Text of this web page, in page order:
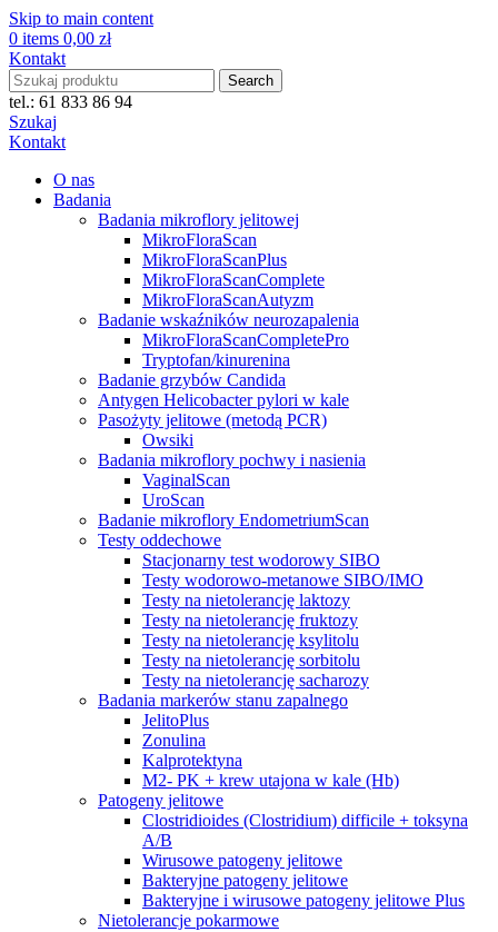
Skip to main content
0 items 0,00 zł
Kontakt
Search
tel.: 61 833 86 94
Szukaj
Kontakt
O nas
Badania
Badania mikroflory jelitowej
MikroFloraScan
MikroFloraScanPlus
MikroFloraScanComplete
MikroFloraScanAutyzm
Badanie wskaźników neurozapalenia
MikroFloraScanCompletePro
Tryptofan/kinurenina
Badanie grzybów Candida
Antygen Helicobacter pylori w kale
Pasożyty jelitowe (metodą PCR)
Owsiki
Badania mikroflory pochwy i nasienia
VaginalScan
UroScan
Badanie mikroflory EndometriumScan
Testy oddechowe
Stacjonarny test wodorowy SIBO
Testy wodorowo-metanowe SIBO/IMO
Testy na nietolerancję laktozy
Testy na nietolerancję fruktozy
Testy na nietolerancję ksylitolu
Testy na nietolerancję sorbitolu
Testy na nietolerancję sacharozy
Badania markerów stanu zapalnego
JelitoPlus
Zonulina
Kalprotektyna
M2- PK + krew utajona w kale (Hb)
Patogeny jelitowe
Clostridioides (Clostridium) difficile + toksyna
A/B
Wirusowe patogeny jelitowe
Bakteryjne patogeny jelitowe
Bakteryjne i wirusowe patogeny jelitowe Plus
Nietolerancje pokarmowe